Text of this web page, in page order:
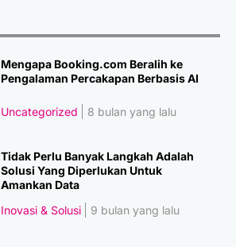
Mengapa Booking.com Beralih ke
Pengalaman Percakapan Berbasis AI
Uncategorized 8 bulan yang lalu
Tidak Perlu Banyak Langkah Adalah
Solusi Yang Diperlukan Untuk
Amankan Data
Inovasi & Solusi
9 bulan yang lalu